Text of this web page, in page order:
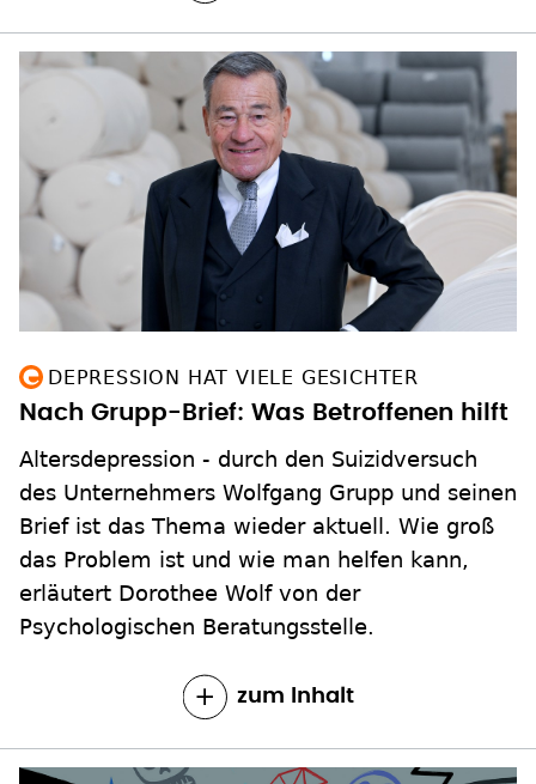
DEPRESSION HAT VIELE GESICHTER
Nach Grupp-Brief: Was Betroffenen hilft
Altersdepression - durch den Suizidversuch
des Unternehmers Wolfgang Grupp und seinen
Brief ist das Thema wieder aktuell. Wie groß
das Problem ist und wie man helfen kann,
erläutert Dorothee Wolf von der
Psychologischen Beratungsstelle.
zum Inhalt